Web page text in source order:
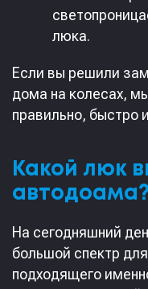
люка.
Если вы решили
дома на колесах,
правильно, быстро
Какой люк
автодоама?
На сегодняшний
большой спектр
подходящего